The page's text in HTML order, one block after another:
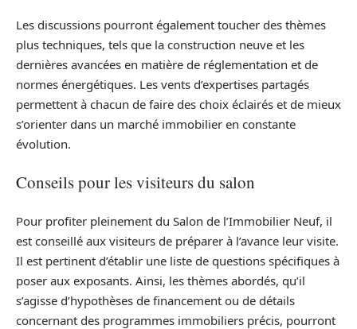
Les discussions pourront également toucher des thèmes
plus techniques, tels que la construction neuve et les
dernières avancées en matière de réglementation et de
normes énergétiques. Les vents d’expertises partagés
permettent à chacun de faire des choix éclairés et de mieux
s’orienter dans un marché immobilier en constante
évolution.
Conseils pour les visiteurs du salon
Pour profiter pleinement du Salon de l’Immobilier Neuf, il
est conseillé aux visiteurs de préparer à l’avance leur visite.
Il est pertinent d’établir une liste de questions spécifiques à
poser aux exposants. Ainsi, les thèmes abordés, qu’il
s’agisse d’hypothèses de financement ou de détails
concernant des programmes immobiliers précis, pourront